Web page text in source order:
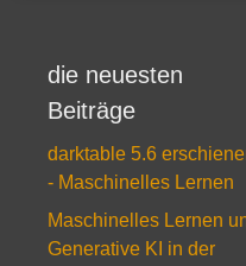
die neuesten
Beiträge
darktable 5.6
- Maschinelles Lernen
Maschinelles Lernen
Generative KI in der